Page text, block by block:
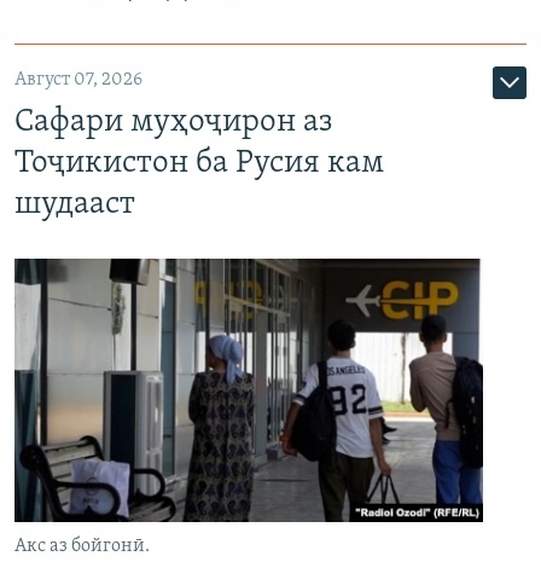
Август 07, 2026
Сафари муҳоҷирон аз
Тоҷикистон ба Русия кам
шудааст
Акс аз бойгонӣ.